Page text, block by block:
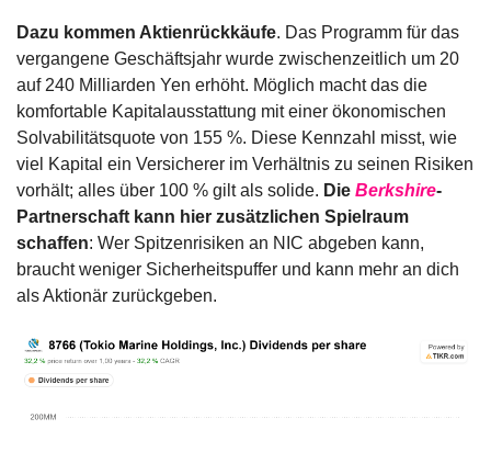
Dazu kommen Aktienrückkäufe. Das Programm für das
vergangene Geschäftsjahr wurde zwischenzeitlich um 20
auf 240 Milliarden Yen erhöht. Möglich macht das die
komfortable Kapitalausstattung mit einer ökonomischen
Solvabilitätsquote von 155 %. Diese Kennzahl misst, wie
viel Kapital ein Versicherer im Verhältnis zu seinen Risiken
vorhält; alles über 100 % gilt als solide. Die Berkshire-
Partnerschaft kann hier zusätzlichen Spielraum
schaffen: Wer Spitzenrisiken an NIC abgeben kann,
braucht weniger Sicherheitspuffer und kann mehr an dich
als Aktionär zurückgeben.